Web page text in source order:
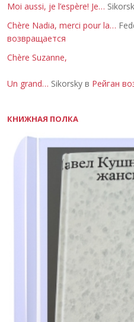
Moi aussi, je l’espère! Je…
Chère Nadia, merci pour la…
возвращается
Chère Suzanne,
Un grand… Sikorsky в Рейган
КНИЖНАЯ ПОЛКА